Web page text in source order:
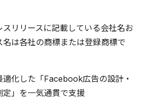
リリースに記載している会社名お
名は各社の商標または登録商標で
化した「Facebook広告の設計・
」を一気通貫で支援